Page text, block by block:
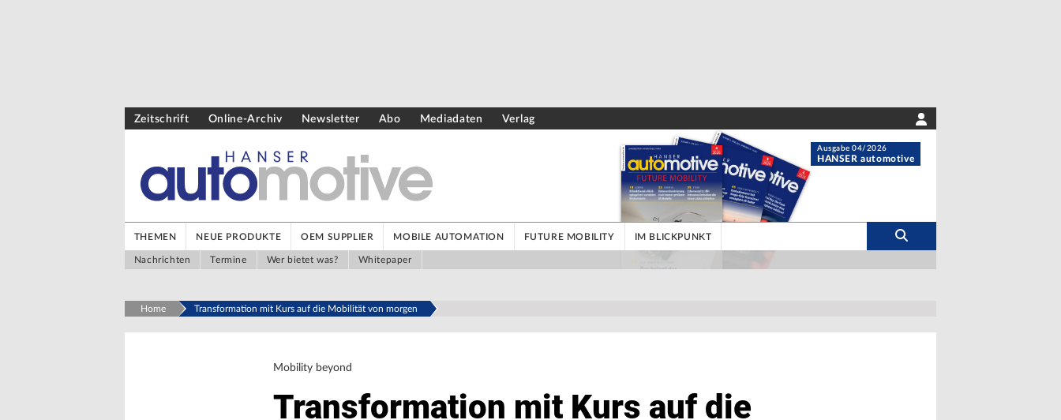
Zeitschrift Online-Archiv Newsletter Abo Mediadaten Verlag
Ausgabe 04/2026
HANSER automotive
THEMEN NEUE PRODUKTE OEM SUPPLIER MOBILE AUTOMATION FUTURE MOBILITY IM BLICKPUNKT
Nachrichten Termine Wer bietet was? Whitepaper
Home Transformation mit Kurs auf die Mobilität von morgen
Mobility beyond
Transformation mit Kurs auf die